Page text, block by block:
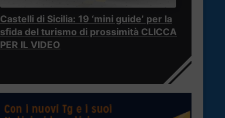
Castelli di Sicilia: 19 ‘mini guide’ per la
sfida del turismo di prossimità CLICCA
PER IL VIDEO